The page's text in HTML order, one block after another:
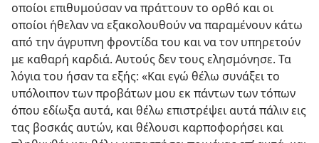
οποίοι επιθυμούσαν να πράττουν το ορθό και οι
οποίοι ήθελαν να εξακολουθούν να παραμένουν κάτω
από την άγρυπνη φροντίδα του και να τον υπηρετούν
με καθαρή καρδιά. Αυτούς δεν τους ελησμόνησε. Τα
λόγια του ήσαν τα εξής: «Και εγώ θέλω συνάξει το
υπόλοιπον των προβάτων μου εκ πάντων των τόπων
όπου εδίωξα αυτά, και θέλω επιστρέψει αυτά πάλιν εις
τας βοσκάς αυτών, και θέλουσι καρποφορήσει και